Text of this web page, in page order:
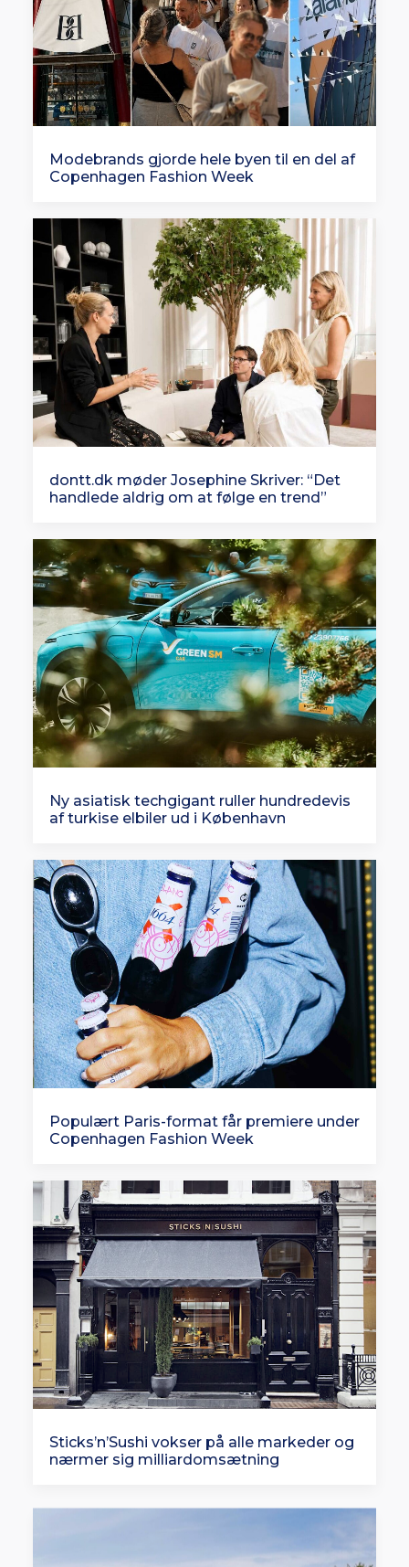
Modebrands gjorde hele byen til en del af
Copenhagen Fashion Week
dontt.dk møder Josephine Skriver: “Det
handlede aldrig om at følge en trend”
Ny asiatisk techgigant ruller hundredevis
af turkise elbiler ud i København
Populært Paris-format får premiere under
Copenhagen Fashion Week
Sticks’n’Sushi vokser på alle markeder og
nærmer sig milliardomsætning